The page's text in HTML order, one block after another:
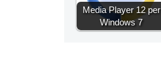
Media Player 12 per
Windows 7